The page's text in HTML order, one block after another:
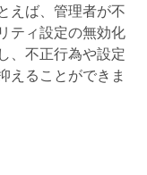
えば、管理者が不
ティ設定の無効化
、不正行為や設定
えることができま